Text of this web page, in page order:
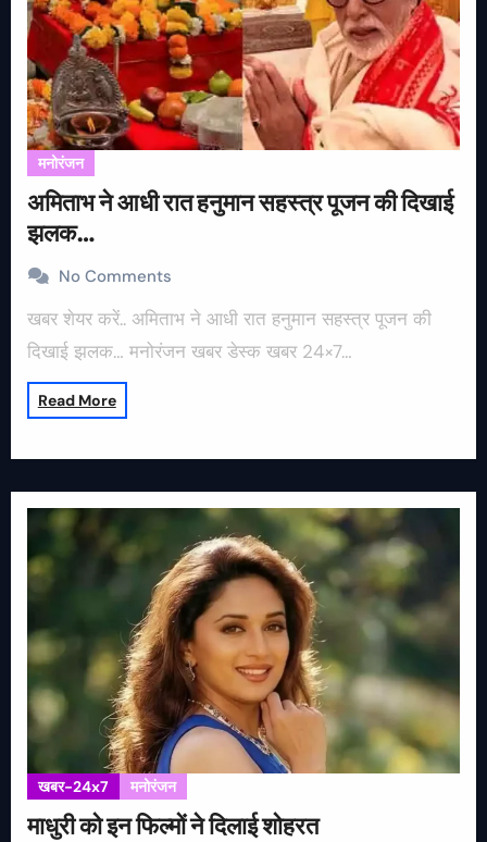
मनोरंजन
अमिताभ ने आधी रात हनुमान सहस्त्र पूजन की दिखाई
झलक…
No Comments
खबर शेयर करें.. अमिताभ ने आधी रात हनुमान सहस्त्र पूजन की
दिखाई झलक… मनोरंजन खबर डेस्क खबर 24×7…
Read More
खबर-24x7 मनोरंजन
माधुरी को इन फिल्मों ने दिलाई शोहरत